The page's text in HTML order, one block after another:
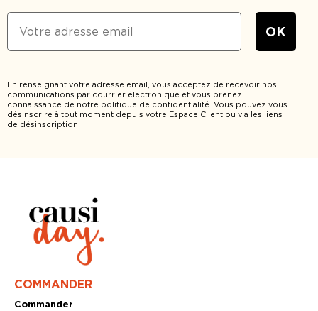
En renseignant votre adresse email, vous acceptez de recevoir nos
communications par courrier électronique et vous prenez
connaissance de notre politique de confidentialité. Vous pouvez vous
désinscrire à tout moment depuis votre Espace Client ou via les liens
de désinscription.
COMMANDER
Commander